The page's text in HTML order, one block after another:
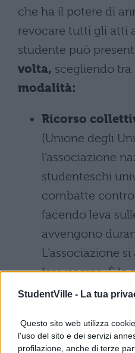
StudentVille - La tua
Questo sito web utilizza
l'uso del sito e dei servizi
profilazione, anche di terze
che ha il potere di
revocare tutti gli atti
studente può
volta, scegliendo tra
modalità:
Ricorso
(Unione degli
l’associazione
studenteschi
combatte
facendo leva
avvengono
L’associazione
fare ricorso. È la
economa: si
Ricorso